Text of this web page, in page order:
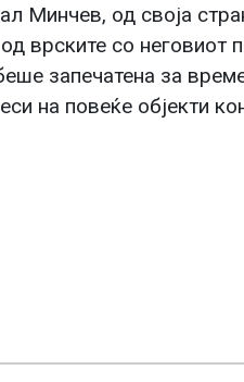
Минчев, од своја
врските со
запечатена за
на повеќе објекти